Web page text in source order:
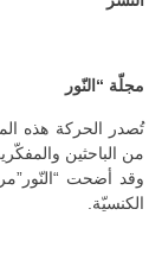
مجلّة “النّور
من الباحثين
وقد أضحت
الكنسيّة.